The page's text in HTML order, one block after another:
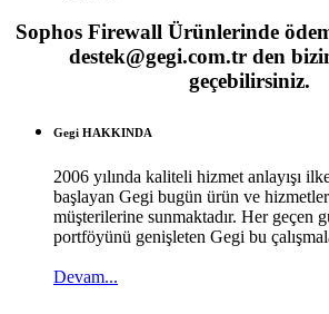
Sophos Firewall Ürünlerinde
destek@gegi.com.tr den
geçebilirsiniz.
Gegi HAKKINDA
2006 yılında kaliteli hizmet anlayışı
başlayan Gegi bugün ürün ve
müşterilerine sunmaktadır. Her geçen
portföyünü genişleten Gegi bu
Devam...